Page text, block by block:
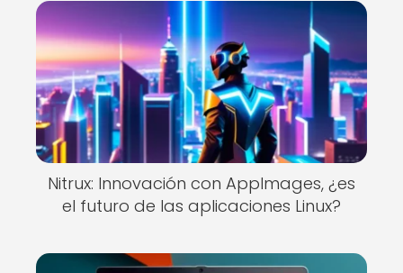
Nitrux: Innovación con AppImages, ¿es
el futuro de las aplicaciones Linux?